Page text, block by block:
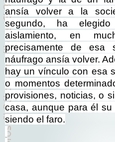
ansía volver a la
segundo, ha elegido
aislamiento, en
precisamente de
náufrago ansía volver.
hay un vínculo con esa
o momentos
provisiones, noticias, o
casa, aunque para él
siendo el faro.